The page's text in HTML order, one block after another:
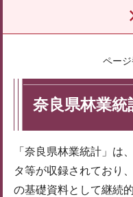
ペー
奈良県林業統
「奈良県林業統計」は
タ等が収録されており
の基礎資料として継続